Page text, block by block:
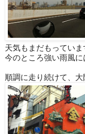
天気もまだもっていま
今のところ強い雨風に
順調に走り続けて、